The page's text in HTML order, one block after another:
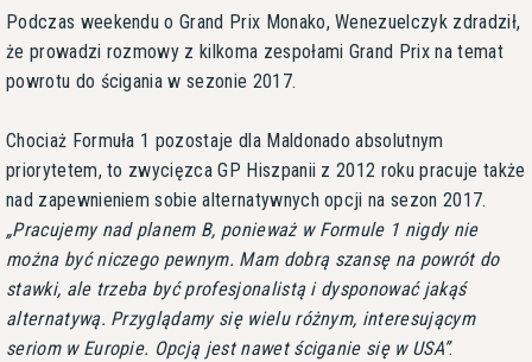
Podczas weekendu o Grand Prix Monako, Wenezuelczyk zdradził,
że prowadzi rozmowy z kilkoma zespołami Grand Prix na temat
powrotu do ścigania w sezonie 2017.
Chociaż Formuła 1 pozostaje dla Maldonado absolutnym
priorytetem, to zwycięzca GP Hiszpanii z 2012 roku pracuje także
nad zapewnieniem sobie alternatywnych opcji na sezon 2017.
Pracujemy nad planem B, ponieważ w Formule 1 nigdy nie
można być niczego pewnym. Mam dobrą szansę na powrót do
stawki, ale trzeba być profesjonalistą i dysponować jakąś
alternatywą. Przyglądamy się wielu różnym, interesującym
seriom w Europie. Opcją jest nawet ściganie się w USA .